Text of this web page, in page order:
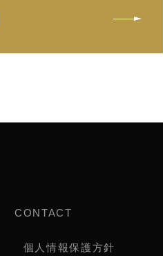
CONTACT
個人情報保護方針